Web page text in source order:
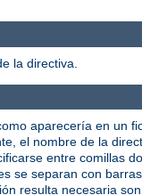
la directiva.
aparecería en un
el nombre de la
entre comillas
se separan con
resulta necesaria son